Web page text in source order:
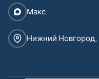
Макс
Нижний Новгород,